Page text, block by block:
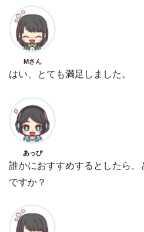
Mさん
はい、とても満足しました。
あっぴ
誰かにおすすめするとしたら
ですか？